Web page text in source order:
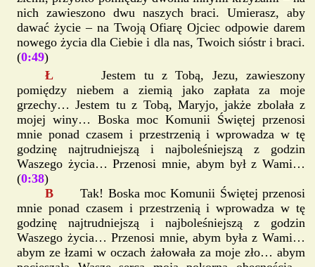
nich zawieszono dwu naszych braci. Umierasz, aby
dawać życie – na Twoją Ofiarę Ojciec odpowie darem
nowego życia dla Ciebie i dla nas, Twoich sióstr i braci.
(0:49)
ŁJestem tu z Tobą, Jezu, zawieszony
pomiędzy niebem a ziemią jako zapłata za moje
grzechy… Jestem tu z Tobą, Maryjo, jakże zbolała z
mojej winy… Boska moc Komunii Świętej przenosi
mnie ponad czasem i przestrzenią i wprowadza w tę
godzinę najtrudniejszą i najboleśniejszą z godzin
Waszego życia… Przenosi mnie, abym był z Wami…
(0:38)
BTak! Boska moc Komunii Świętej przenosi
mnie ponad czasem i przestrzenią i wprowadza w tę
godzinę najtrudniejszą i najboleśniejszą z godzin
Waszego życia… Przenosi mnie, abym była z Wami…
abym ze łzami w oczach żałowała za moje zło… abym